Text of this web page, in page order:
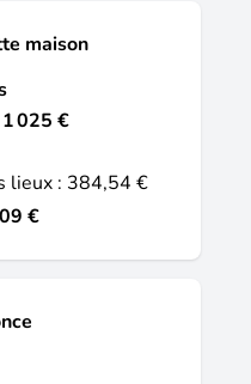
maison
025 €
lieux : 384,54 €
€